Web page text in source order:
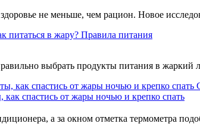
не меньше, чем рацион. Новое
питаться в жару? Правила питания
выбрать продукты питания в жаркий
спастись от жары ночью и крепко спать
а за окном отметка термометра